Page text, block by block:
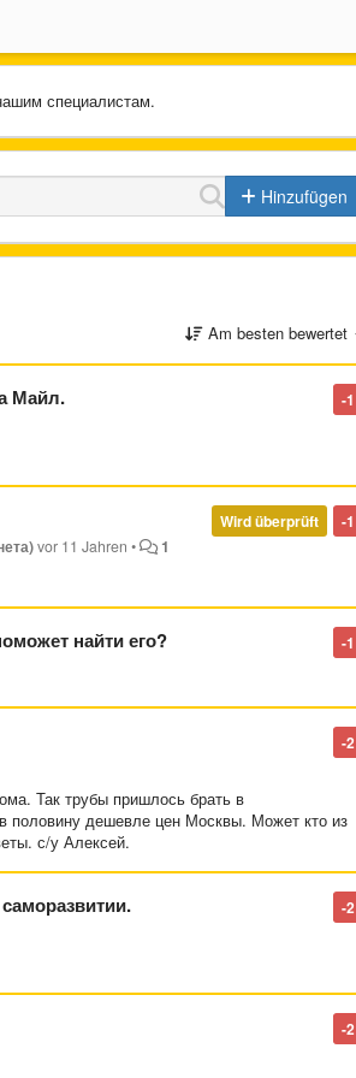
специалистам.
Hinzufügen
Am besten bewertet
-1
Майл.
-1
Wird überprüft
vor 11 Jahren • 1
-1
найти его?
-2
Так трубы пришлось брать в
половину дешевле цен Москвы. Может кто из
с/у Алексей.
-2
-2